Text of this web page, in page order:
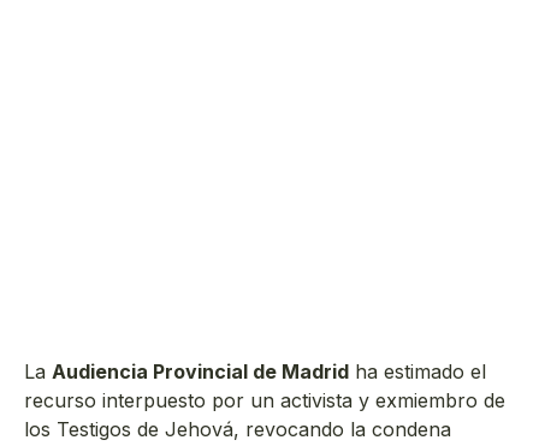
La Audiencia Provincial de Madrid ha estimado el
recurso interpuesto por un activista y exmiembro de
los Testigos de Jehová, revocando la condena